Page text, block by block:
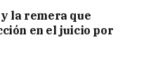
la remera que
en el juicio por